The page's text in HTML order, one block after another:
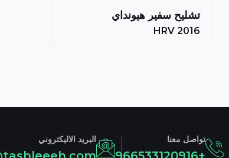
تشليح سفير هيونداي
HRV 2016
تواصل معنا البريد الاليكتروني